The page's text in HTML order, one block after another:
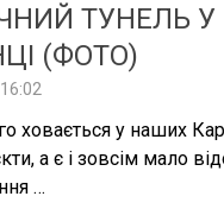
ТУНЕЛЬ У
(ФОТО)
16:02
ховається у наших
а є і зовсім мало
…